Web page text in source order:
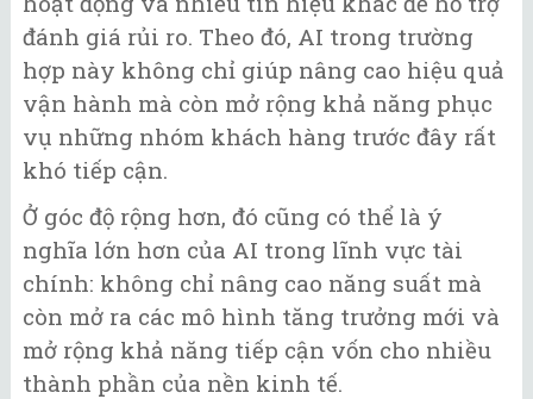
đánh giá rủi ro. Theo đó, AI trong trường
hợp này không chỉ giúp nâng cao hiệu quả
vận hành mà còn mở rộng khả năng phục
vụ những nhóm khách hàng trước đây rất
khó tiếp cận.
Ở góc độ rộng hơn, đó cũng có thể là ý
nghĩa lớn hơn của AI trong lĩnh vực tài
chính: không chỉ nâng cao năng suất mà
còn mở ra các mô hình tăng trưởng mới và
mở rộng khả năng tiếp cận vốn cho nhiều
thành phần của nền kinh tế.